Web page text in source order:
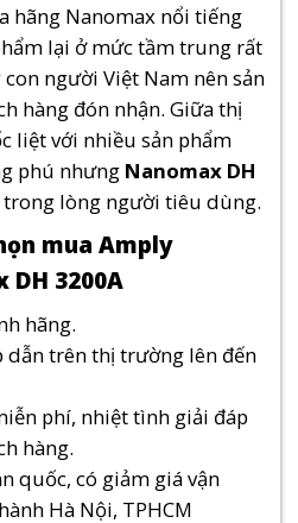
hãng Nanomax nổi tiếng
lại ở mức tầm trung rất
người Việt Nam nên sản
hàng đón nhận. Giữa thị
liệt với nhiều sản phẩm
phú nhưng Nanomax DH
lòng người tiêu dùng.
mua Amply
3200A
hãng.
dẫn trên thị trường lên đến
phí, nhiệt tình giải đáp
hàng.
quốc, có giảm giá vận
Hà Nội, TPHCM